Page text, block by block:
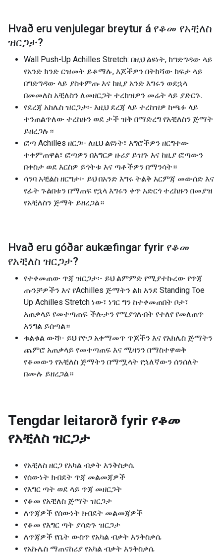
Hvað eru venjulegar breytur á የቆመ የአቺለስ
ዝርጋታ?
Wall Push-Up Achilles Stretch: በዚህ ልዩነት, ከግድግዳው ላይ
የአንድ ክንድ ርዝመት ይቆማሉ, እጆችዎን በትከሻው ከፍታ ላይ
በግድግዳው ላይ ያስቀምጡ እና ከዚያ አንድ እግሩን ወደኋላ
በመመለስ አቺለስን ለመዘርጋት ተረከዝዎን መሬት ላይ ያድርጉ.
የደረጃ አከሌስ ዝርጋታ፡- እዚህ ደረጃ ላይ ተረከዝዎ ከጫፉ ላይ
ተንጠልጥለው ተረከዙን ወደ ታች ዝቅ በማድረግ የአቺለስን ጅማት
ይዘረጋሉ።
ፎጣ Achilles ዘርጋ፡- ለዚህ ልዩነት፣ እግሮችዎን ዘርግተው
ተቀምጠዋል፣ ፎጣዎን በእግርዎ ዙሪያ ይዝጉ እና ከዚያ ፎጣውን
በቀስታ ወደ እርስዎ ይጎትቱ እና ጣቶችዎን በማንሳት።
ሳንባ አቺልስ ዘርግታ፡- ይህ በአንድ እግሩ ትልቅ እርምጃ መውሰድ እና
የፊት ጉልበቱን በማጠፍ የኋላ እግሩን ቀጥ አድርጎ ተረከዙን በመያዝ
የአቺለስን ጅማት ይዘረጋል።
Hvað eru góðar aukæfingar fyrir የቆመ
የአቺለስ ዝርጋታ?
የተቀመጠው ጥጃ ዝርጋታ፡- ይህ ልምምድ የሚያተኩረው የጥጃ
ጡንቻዎችን እና የAchilles ጅማትን ልክ እንደ Standing Toe
Up Achilles Stretch ነው፣ ነገር ግን ከተቀመጠበት ቦታ፣
አጠቃላይ የመተጣጠፍ ችሎታን የሚያጎለብት የተለየ የመለጠጥ
አንግል ይሰጣል።
ቁልቁል ውሻ፡- ይህ የዮጋ አቀማመጥ ጥጆችን እና የአክሌስ ጅማትን
ጨምሮ አጠቃላይ የመተጣጠፍ እና ሚዛንን በማስተዋወቅ
የቆመውን የአቺለስ ጅማትን በማሟላት የኋለኛውን ሰንሰለት
በሙሉ ይዘረጋል።
Tengdar leitarorð fyrir የቆመ
የአቺለስ ዝርጋታ
የአቺለስ ዘርጋ የአካል ብቃት እንቅስቃሴ
የሰውነት ክብደት ጥጃ መልመጃዎች
የእግር ጣት ወደ ላይ ጥጃ መዘርጋት
የቆመ የአቺለስ ጅማት ዝርጋታ
ለጥጃዎች የሰውነት ክብደት መልመጃዎች
የቆመ የእግር ጣት ያሳድጉ ዝርጋታ
ለጥጃዎች የቤት ውስጥ የአካል ብቃት እንቅስቃሴ
የአኩሌስ ማጠናከሪያ የአካል ብቃት እንቅስቃሴ